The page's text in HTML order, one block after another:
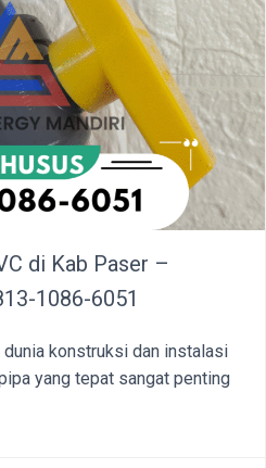
di Kab Paser –
1086-6051
konstruksi dan instalasi
yang tepat sangat penting